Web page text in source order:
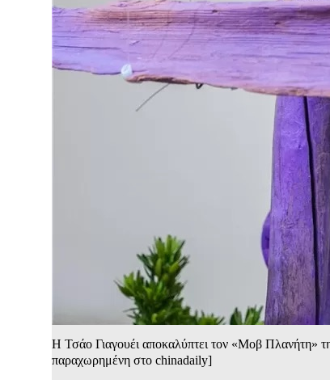
Η Τσάο Γιαγουέι αποκαλύπτει τον «Μοβ Πλανήτη»
παραχωρημένη στο chinadaily]